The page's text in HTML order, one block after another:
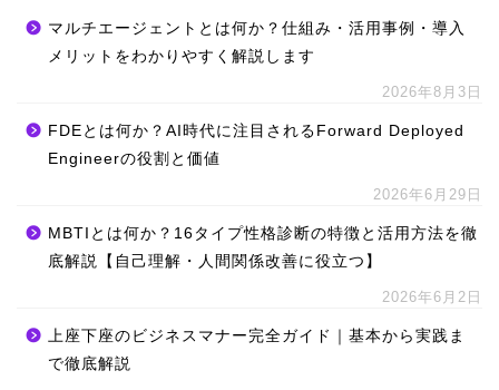
マルチエージェントとは何か？仕組み・活用事例・導入
メリットをわかりやすく解説します
2026年8月3日
FDEとは何か？AI時代に注目されるForward Deployed
Engineerの役割と価値
2026年6月29日
MBTIとは何か？16タイプ性格診断の特徴と活用方法を徹
底解説【自己理解・人間関係改善に役立つ】
2026年6月2日
上座下座のビジネスマナー完全ガイド｜基本から実践ま
で徹底解説